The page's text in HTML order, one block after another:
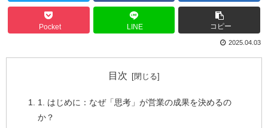
Pocket LINE コピー
2025.04.03
目次
1. はじめに：なぜ「思考」が営業の成果を決めるの
か？